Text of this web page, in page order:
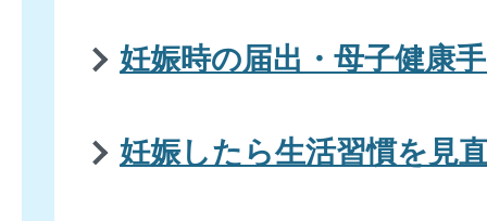
妊娠時の届出・母子健康
妊娠したら生活習慣を見